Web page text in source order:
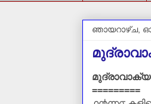
ഞായറാഴ്‌ച,
=========